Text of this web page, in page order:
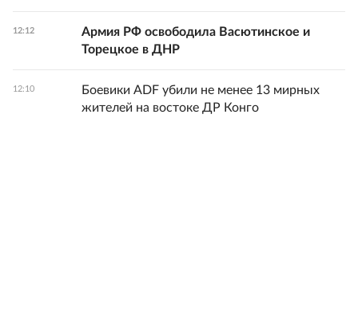
12:12
Армия РФ освободила Васютинское и
Торецкое в ДНР
12:10
Боевики ADF убили не менее 13 мирных
жителей на востоке ДР Конго